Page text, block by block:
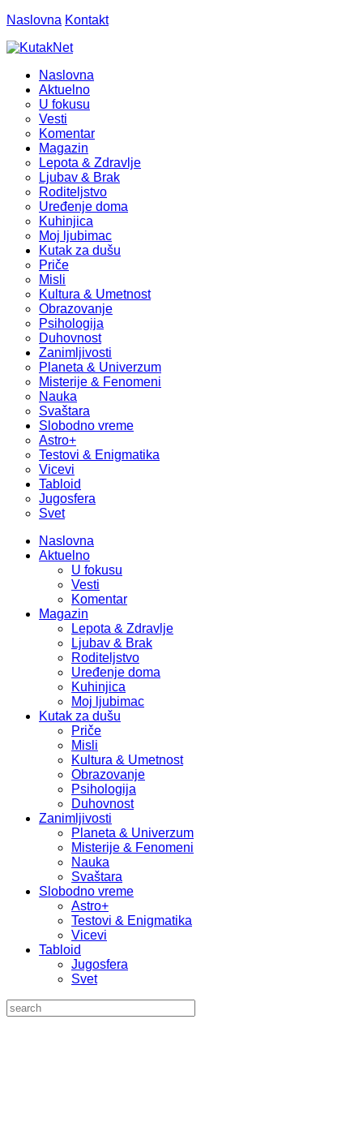
Naslovna Kontakt
Naslovna
Aktuelno
U fokusu
Vesti
Komentar
Magazin
Lepota & Zdravlje
Ljubav & Brak
Roditeljstvo
Uređenje doma
Kuhinjica
Moj ljubimac
Kutak za dušu
Priče
Misli
Kultura & Umetnost
Obrazovanje
Psihologija
Duhovnost
Zanimljivosti
Planeta & Univerzum
Misterije & Fenomeni
Nauka
Svaštara
Slobodno vreme
Astro+
Testovi & Enigmatika
Vicevi
Tabloid
Jugosfera
Svet
Naslovna
Aktuelno
U fokusu
Vesti
Komentar
Magazin
Lepota & Zdravlje
Ljubav & Brak
Roditeljstvo
Uređenje doma
Kuhinjica
Moj ljubimac
Kutak za dušu
Priče
Misli
Kultura & Umetnost
Obrazovanje
Psihologija
Duhovnost
Zanimljivosti
Planeta & Univerzum
Misterije & Fenomeni
Nauka
Svaštara
Slobodno vreme
Astro+
Testovi & Enigmatika
Vicevi
Tabloid
Jugosfera
Svet